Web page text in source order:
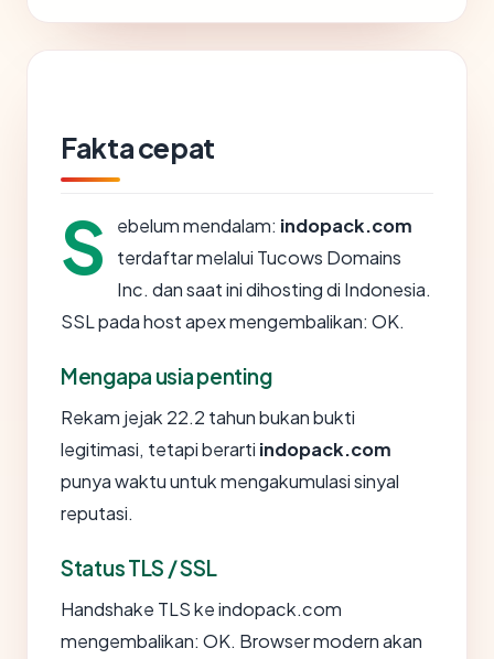
Fakta cepat
S ebelum mendalam: indopack.com
terdaftar melalui Tucows Domains
Inc. dan saat ini dihosting di Indonesia.
SSL pada host apex mengembalikan: OK.
Mengapa usia penting
Rekam jejak 22.2 tahun bukan bukti
legitimasi, tetapi berarti indopack.com
punya waktu untuk mengakumulasi sinyal
reputasi.
Status TLS / SSL
Handshake TLS ke indopack.com
mengembalikan: OK. Browser modern akan